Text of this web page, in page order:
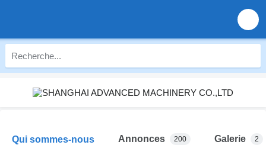
Qui sommes-nous Annonces 200 Galerie 2